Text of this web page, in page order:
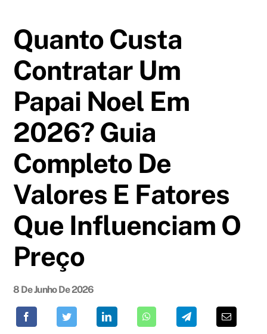
conteúdo
Quanto Custa
Contratar Um
Papai Noel Em
2026? Guia
Completo De
Valores E Fatores
Que Influenciam O
Preço
8 De Junho De 2026